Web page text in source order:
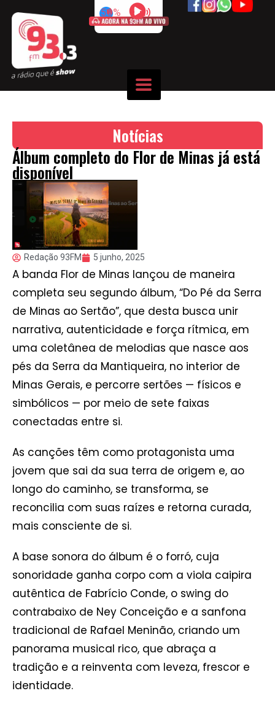
50%
Notícias
Álbum completo do Flor de Minas já está
disponível
Redação 93FM 5 junho, 2025
A banda Flor de Minas lançou de maneira
completa seu segundo álbum, “Do Pé da Serra
de Minas ao Sertão”, que desta busca unir
narrativa, autenticidade e força rítmica, em
uma coletânea de melodias que nasce aos
pés da Serra da Mantiqueira, no interior de
Minas Gerais, e percorre sertões — físicos e
simbólicos — por meio de sete faixas
conectadas entre si.
As canções têm como protagonista uma
jovem que sai da sua terra de origem e, ao
longo do caminho, se transforma, se
reconcilia com suas raízes e retorna curada,
mais consciente de si.
A base sonora do álbum é o forró, cuja
sonoridade ganha corpo com a viola caipira
autêntica de Fabrício Conde, o swing do
contrabaixo de Ney Conceição e a sanfona
tradicional de Rafael Meninão, criando um
panorama musical rico, que abraça a
tradição e a reinventa com leveza, frescor e
identidade.